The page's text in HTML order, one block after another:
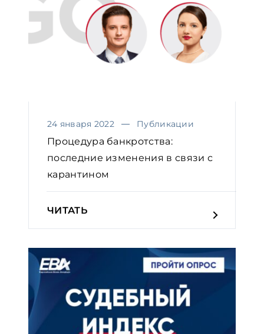
24 января 2022 Публикации
Процедура банкротства:
последние изменения в связи с
карантином
ЧИТАТЬ